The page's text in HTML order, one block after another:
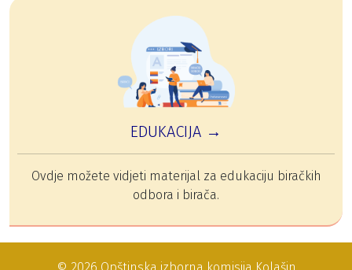
EDUKACIJA →
Ovdje možete vidjeti materijal za edukaciju biračkih
odbora i birača.
© 2026 Opštinska izborna komisija Kolašin